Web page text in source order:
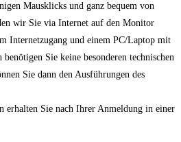
Mausklicks und ganz bequem von
wir Sie via Internet auf den Monitor
Internetzugang und einem PC/Laptop mit
Sie keine besonderen technischen
Sie dann den Ausführungen des
erhalten Sie nach Ihrer Anmeldung in einer